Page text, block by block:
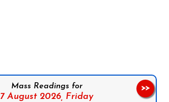
Mass Readings for
7 August 2026, Friday
>>